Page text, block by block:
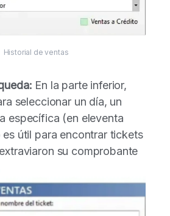
Historial de ventas
En la parte inferior,
seleccionar un día, un
específica (en eleventa
es útil para encontrar tickets
su comprobante